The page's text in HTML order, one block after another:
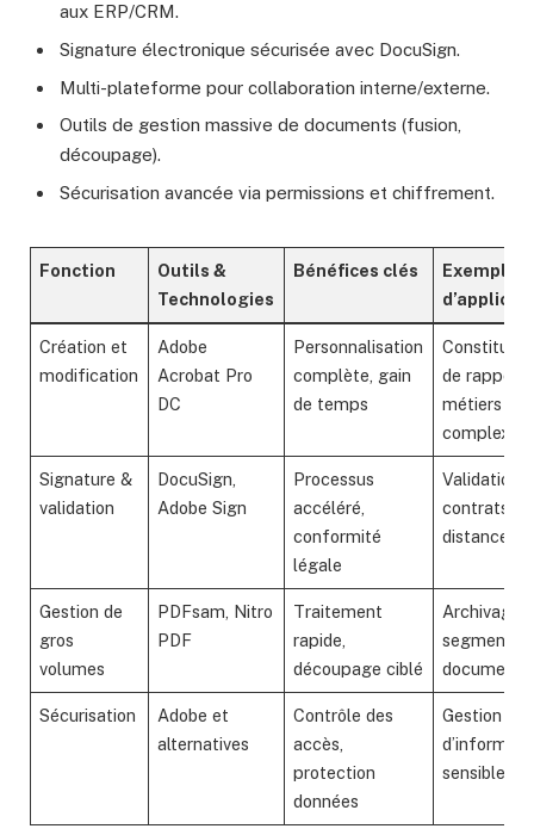
aux ERP/CRM.
Signature électronique sécurisée avec DocuSign.
Multi-plateforme pour collaboration interne/externe.
Outils de gestion massive de documents (fusion,
découpage).
Sécurisation avancée via permissions et chiffrement.
Fonction
Outils &
Technologies
Bénéfices clés
Exemple
Création et
modification
Adobe
Acrobat Pro
DC
Personnalisation
complète, gain
de temps
de rapports
métiers
complexes
Signature &
validation
DocuSign,
Adobe Sign
Processus
accéléré,
conformité
légale
Validation
contrats à
distance
Gestion de
gros
volumes
PDFsam, Nitro
PDF
Traitement
rapide,
découpage ciblé
Archivage
segmenté
documents
Sécurisation
Adobe et
alternatives
Contrôle des
accès,
protection
données
Gestion
sensibles